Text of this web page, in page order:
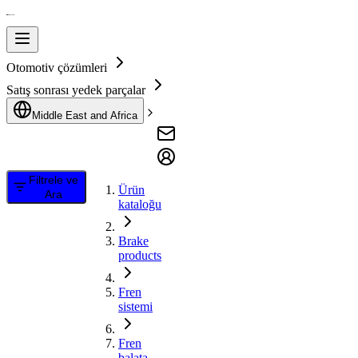
Otomotiv çözümleri
Satış sonrası yedek parçalar
Middle East and Africa
Filtrele ve
Ara
Ürün
kataloğu
Brake
products
Fren
sistemi
Fren